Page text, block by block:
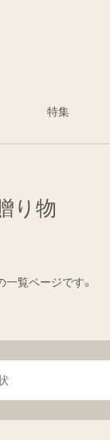
特集
り物
一覧ページです。